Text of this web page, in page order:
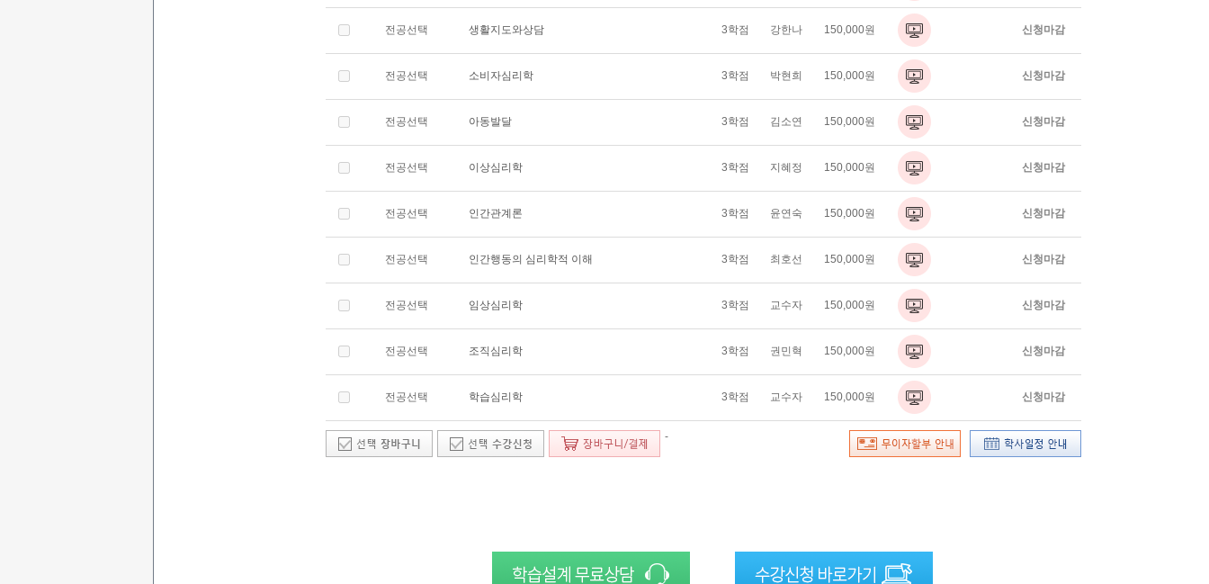
전공선택 생활지도와상담 3학점 강한나 150,000원 신청마감
전공선택 소비자심리학 3학점 박현희 150,000원 신청마감
전공선택 아동발달 3학점 김소연 150,000원 신청마감
전공선택 이상심리학 3학점 지혜정 150,000원 신청마감
전공선택 인간관계론 3학점 윤연숙 150,000원 신청마감
전공선택 인간행동의 심리학적 이해 3학점 최호선 150,000원 신청마감
전공선택 임상심리학 3학점 교수자 150,000원 신청마감
전공선택 조직심리학 3학점 권민혁 150,000원 신청마감
전공선택 학습심리학 3학점 교수자 150,000원 신청마감
-